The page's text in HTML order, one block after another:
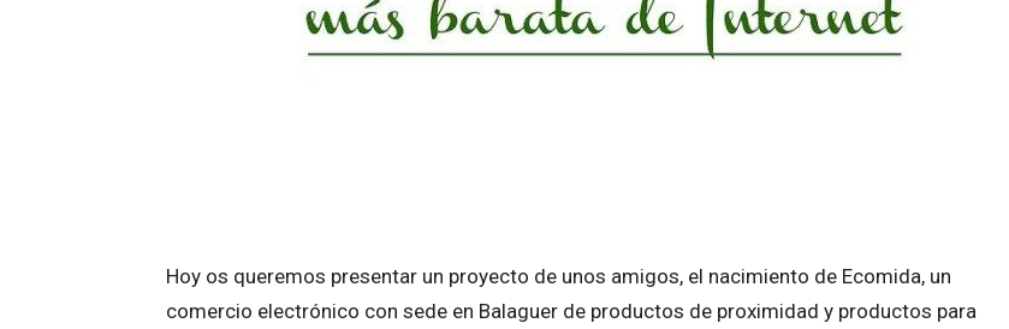
Hoy os queremos presentar un proyecto de unos amigos, el nacimiento de Ecomida, un
comercio electrónico con sede en Balaguer de productos de proximidad y productos para